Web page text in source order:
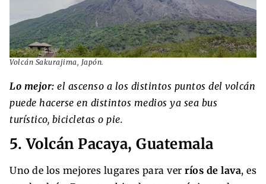
Volcán Sakurajima, Japón.
Lo mejor: el ascenso a los distintos puntos del volcán
puede hacerse en distintos medios ya sea bus
turístico, bicicletas o pie.
5. Volcán Pacaya, Guatemala
Uno de los mejores lugares para ver ríos de lava, es